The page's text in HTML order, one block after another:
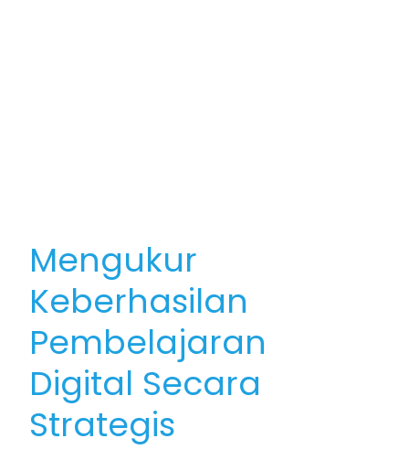
Mengukur
Keberhasilan
Pembelajaran
Digital Secara
Strategis